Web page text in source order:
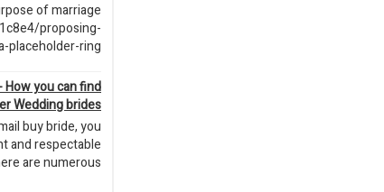
of marriage
proposing-
ring...
How you can find
Wedding brides
buy bride, you
and respectable
are numerous...